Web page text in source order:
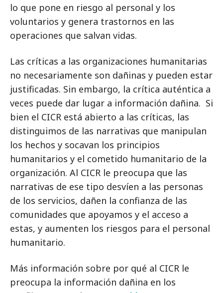
lo que pone en riesgo al personal y los
voluntarios y genera trastornos en las
operaciones que salvan vidas.
Las críticas a las organizaciones humanitarias
no necesariamente son dañinas y pueden estar
justificadas. Sin embargo, la crítica auténtica a
veces puede dar lugar a información dañina. Si
bien el CICR está abierto a las críticas, las
distinguimos de las narrativas que manipulan
los hechos y socavan los principios
humanitarios y el cometido humanitario de la
organización. Al CICR le preocupa que las
narrativas de ese tipo desvíen a las personas
de los servicios, dañen la confianza de las
comunidades que apoyamos y el acceso a
estas, y aumenten los riesgos para el personal
humanitario.
Más información sobre por qué al CICR le
preocupa la información dañina en los